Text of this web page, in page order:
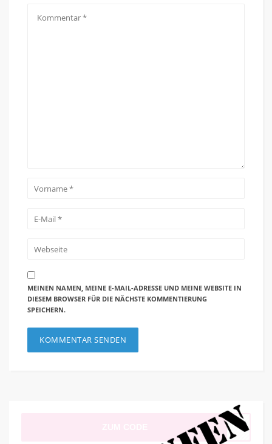
MEINEN NAMEN, MEINE E-MAIL-ADRESSE UND MEINE WEBSITE IN
DIESEM BROWSER FÜR DIE NÄCHSTE KOMMENTIERUNG
SPEICHERN.